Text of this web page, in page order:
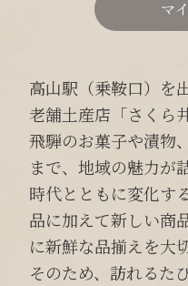
高山駅（乗鞍口）を
老舗土産店「さくら
飛騨のお菓子や漬物
まで、地域の魅力が
時代とともに変化す
品に加えて新しい商
に新鮮な品揃えを大
そのため、訪れるた
マ